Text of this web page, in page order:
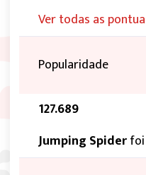
Ver todas as
Popularidade
127.689
Jumping Spider